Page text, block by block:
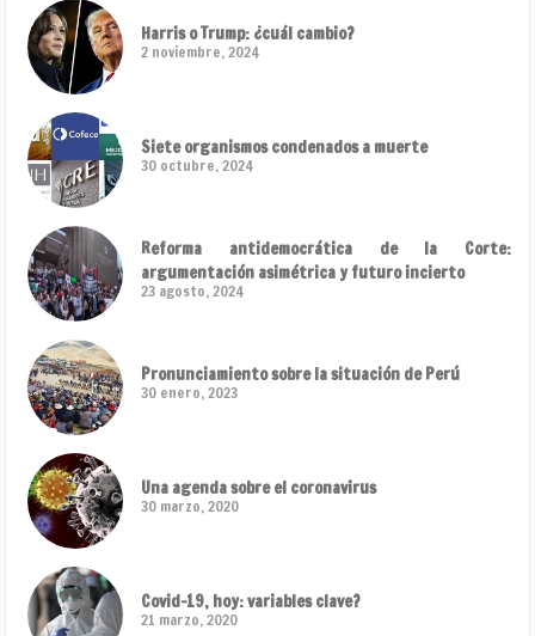
Harris o Trump: ¿cuál cambio?
2 noviembre, 2024
Siete organismos condenados a muerte
30 octubre, 2024
Reforma antidemocrática de la Corte:
argumentación asimétrica y futuro incierto
23 agosto, 2024
Pronunciamiento sobre la situación de Perú
30 enero, 2023
Una agenda sobre el coronavirus
30 marzo, 2020
Covid-19, hoy: variables clave?
21 marzo, 2020